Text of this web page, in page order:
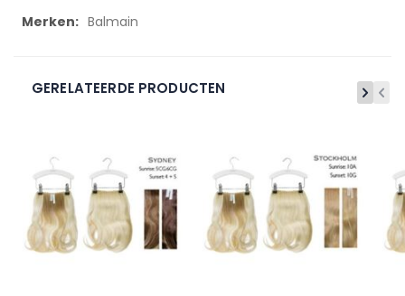
Meer
Balmain
GERELATEERDE PRODUCTEN